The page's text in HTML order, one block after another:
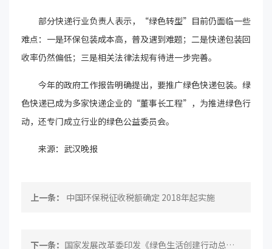
部分快递行业负责人表示，“绿色转型”目前仍面临一些
难点：一是环保包装成本高，普及遇到难题；二是快递包装回
收率仍然偏低；三是相关法律法规有待进一步完善。
今年的政府工作报告明确提出，要推广绿色快递包装。绿
色快递已成为多家快递企业的“董事长工程”，为推进绿色行
动，还专门成立行业的绿色公益委员会。
来源：武汉晚报
上一条： 中国环保税征收税额确定 2018年起实施
下一条： 国家发展改革委印发《绿色生活创建行动总体方案》通知